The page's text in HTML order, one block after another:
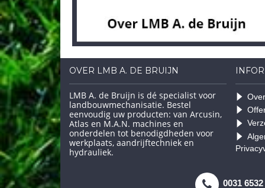
OVER LMB A. DE BRUIJN
LMB A. de Bruijn is dé specialist voor
landbouwmechanisatie. Bestel
eenvoudig uw producten: van Arcusin,
Atlas en M.A.N. machines en
onderdelen tot benodigdheden voor
werkplaats, aandrijftechniek en
hydrauliek.
0031